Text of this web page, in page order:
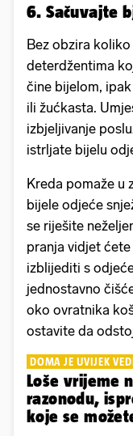
6. Sačuvajte
Bez obzira
deterdžentima
čine bijelom,
ili žućkasta.
izbjeljivanje
istrljate bijelu
Kreda pomaže u
bijele odjeće
se riješite
pranja vidjet
izblijediti s
jednostavno
oko ovratnika
ostavite da
DOMA JE UVIJEK
Loše vrijeme
razonodu,
koje se